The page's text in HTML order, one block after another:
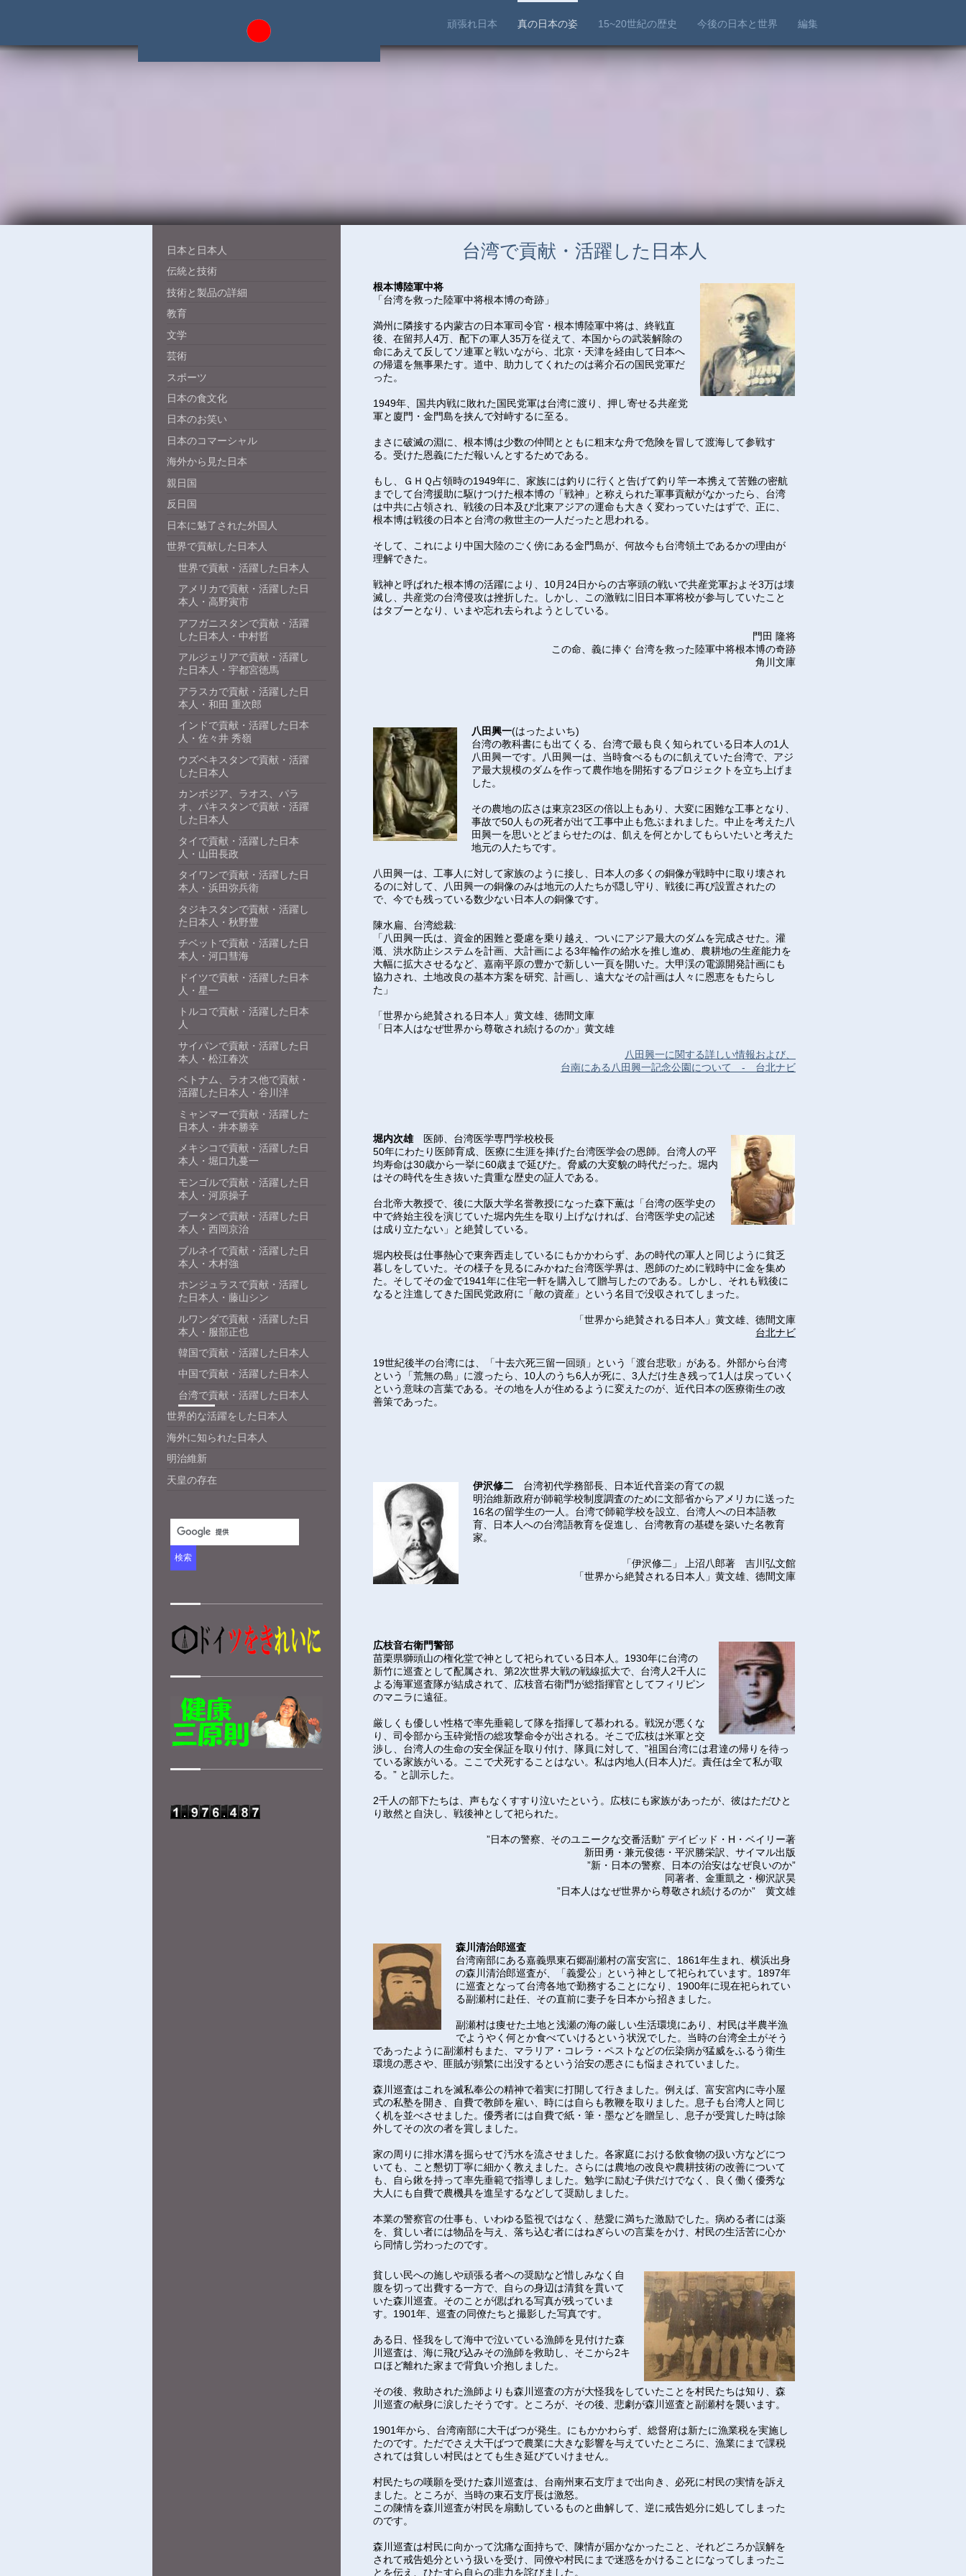
頑張れ日本 真の日本の姿 15~20世紀の歴史 今後の日本と世界 編集
台湾で貢献・活躍した日本人
根本博陸軍中将
「台湾を救った陸軍中将根本博の奇跡」
満州に隣接する内蒙古の日本軍司令官・根本博陸軍中将は、終戦直
後、在留邦人4万、配下の軍人35万を従えて、本国からの武装解除の
命にあえて反してソ連軍と戦いながら、北京・天津を経由して日本へ
の帰還を無事果たす。道中、助力してくれたのは蒋介石の国民党軍だ
った。
1949年、国共内戦に敗れた国民党軍は台湾に渡り、押し寄せる共産党
軍と廈門・金門島を挟んで対峙するに至る。
まさに破滅の淵に、根本博は少数の仲間とともに粗末な舟で危険を冒して渡海して参戦す
る。受けた恩義にただ報いんとするためである。
もし、ＧＨＱ占領時の1949年に、家族には釣りに行くと告げて釣り竿一本携えて苦難の密航
までして台湾援助に駆けつけた根本博の「戦神」と称えられた軍事貢献がなかったら、台湾
は中共に占領され、戦後の日本及び北東アジアの運命も大きく変わっていたはずで、正に、
根本博は戦後の日本と台湾の救世主の一人だったと思われる。
そして、これにより中国大陸のごく傍にある金門島が、何故今も台湾領土であるかの理由が
理解できた。
戦神と呼ばれた根本博の活躍により、10月24日からの古寧頭の戦いで共産党軍およそ3万は壊
滅し、共産党の台湾侵攻は挫折した。しかし、この激戦に旧日本軍将校が参与していたこと
はタブーとなり、いまや忘れ去られようとしている。
門田 隆将
この命、義に捧ぐ 台湾を救った陸軍中将根本博の奇跡
角川文庫
八田興一(はったよいち)
台湾の教科書にも出てくる、台湾で最も良く知られている日本人の1人
八田興一です。八田興一は、当時食べるものに飢えていた台湾で、アジ
ア最大規模のダムを作って農作地を開拓するプロジェクトを立ち上げま
した。
その農地の広さは東京23区の倍以上もあり、大変に困難な工事となり、
事故で50人もの死者が出て工事中止も危ぶまれました。中止を考えた八
田興一を思いとどまらせたのは、飢えを何とかしてもらいたいと考えた
地元の人たちです。
八田興一は、工事人に対して家族のように接し、日本人の多くの銅像が戦時中に取り壊され
るのに対して、八田興一の銅像のみは地元の人たちが隠し守り、戦後に再び設置されたの
で、今でも残っている数少ない日本人の銅像です。
陳水扁、台湾総裁:
「八田興一氏は、資金的困難と憂慮を乗り越え、ついにアジア最大のダムを完成させた。灌
漑、洪水防止システムを計画、大計画による3年輪作の給水を推し進め、農耕地の生産能力を
大幅に拡大させるなど、嘉南平原の豊かで新しい一頁を開いた。大甲渓の電源開発計画にも
協力され、土地改良の基本方案を研究、計画し、遠大なその計画は人々に恩恵をもたらし
た」
「世界から絶賛される日本人」黄文雄、徳間文庫
「日本人はなぜ世界から尊敬され続けるのか」黄文雄
八田興一に関する詳しい情報および、
台南にある八田興一記念公園について - 台北ナビ
堀内次雄医師、台湾医学専門学校校長
50年にわたり医師育成、医療に生涯を捧げた台湾医学会の恩師。台湾人の平
均寿命は30歳から一挙に60歳まで延びた。脅威の大変貌の時代だった。堀内
はその時代を生き抜いた貴重な歴史の証人である。
台北帝大教授で、後に大阪大学名誉教授になった森下薫は「台湾の医学史の
中で終始主役を演じていた堀内先生を取り上げなければ、台湾医学史の記述
は成り立たない」と絶賛している。
堀内校長は仕事熱心で東奔西走しているにもかかわらず、あの時代の軍人と同じように貧乏
暮しをしていた。その様子を見るにみかねた台湾医学界は、恩師のために戦時中に金を集め
た。そしてその金で1941年に住宅一軒を購入して贈与したのである。しかし、それも戦後に
なると注進してきた国民党政府に「敵の資産」という名目で没収されてしまった。
「世界から絶賛される日本人」黄文雄、徳間文庫
台北ナビ
19世紀後半の台湾には、「十去六死三留一回頭」という「渡台悲歌」がある。外部から台湾
という「荒無の島」に渡ったら、10人のうち6人が死に、3人だけ生き残って1人は戻っていく
という意味の言葉である。その地を人が住めるように変えたのが、近代日本の医療衛生の改
善策であった。
伊沢修二 台湾初代学務部長、日本近代音楽の育ての親
明治維新政府が師範学校制度調査のために文部省からアメリカに送った
16名の留学生の一人。台湾で師範学校を設立、台湾人への日本語教
育、日本人への台湾語教育を促進し、台湾教育の基礎を築いた名教育
家。
「伊沢修二」 上沼八郎著 吉川弘文館
「世界から絶賛される日本人」黄文雄、徳間文庫
広枝音右衛門警部
苗栗県獅頭山の権化堂で神として祀られている日本人。1930年に台湾の
新竹に巡査として配属され、第2次世界大戦の戦線拡大で、台湾人2千人に
よる海軍巡査隊が結成されて、広枝音右衛門が総指揮官としてフィリピン
のマニラに遠征。
厳しくも優しい性格で率先垂範して隊を指揮して慕われる。戦況が悪くな
り、司令部から玉砕覚悟の総攻撃命令が出される。そこで広枝は米軍と交
渉し、台湾人の生命の安全保証を取り付け、隊員に対して、”祖国台湾には君達の帰りを待っ
ている家族がいる。ここで犬死することはない。私は内地人(日本人)だ。責任は全て私が取
る。” と訓示した。
2千人の部下たちは、声もなくすすり泣いたという。広枝にも家族があったが、彼はただひと
り敢然と自決し、戦後神として祀られた。
”日本の警察、そのユニークな交番活動” デイビッド・H・ベイリー著
新田勇・兼元俊徳・平沢勝栄訳、サイマル出版
”新・日本の警察、日本の治安はなぜ良いのか”
同著者、金重凱之・柳沢訳昊
”日本人はなぜ世界から尊敬され続けるのか” 黄文雄
森川清治郎巡査
台湾南部にある嘉義県東石郷副瀬村の富安宮に、1861年生まれ、横浜出身
の森川清治郎巡査が、「義愛公」という神として祀られています。1897年
に巡査となって台湾各地で勤務することになり、1900年に現在祀られてい
る副瀬村に赴任、その直前に妻子を日本から招きました。
副瀬村は痩せた土地と浅瀬の海の厳しい生活環境にあり、村民は半農半漁
でようやく何とか食べていけるという状況でした。当時の台湾全土がそう
であったように副瀬村もまた、マラリア・コレラ・ペストなどの伝染病が猛威をふるう衛生
環境の悪さや、匪賊が頻繁に出没するという治安の悪さにも悩まされていました。
森川巡査はこれを滅私奉公の精神で着実に打開して行きました。例えば、富安宮内に寺小屋
式の私塾を開き、自費で教師を雇い、時には自らも教鞭を取りました。息子も台湾人と同じ
く机を並べさせました。優秀者には自費で紙・筆・墨などを贈呈し、息子が受賞した時は除
外してその次の者を賞しました。
家の周りに排水溝を掘らせて汚水を流させました。各家庭における飲食物の扱い方などにつ
いても、こと懇切丁寧に細かく教えました。さらには農地の改良や農耕技術の改善について
も、自ら鍬を持って率先垂範で指導しました。勉学に励む子供だけでなく、良く働く優秀な
大人にも自費で農機具を進呈するなどして奨励しました。
本業の警察官の仕事も、いわゆる監視ではなく、慈愛に満ちた激励でした。病める者には薬
を、貧しい者には物品を与え、落ち込む者にはねぎらいの言葉をかけ、村民の生活苦に心か
ら同情し労わったのです。
貧しい民への施しや頑張る者への奨励など惜しみなく自
腹を切って出費する一方で、自らの身辺は清貧を貫いて
いた森川巡査。そのことが偲ばれる写真が残っていま
す。1901年、巡査の同僚たちと撮影した写真です。
ある日、怪我をして海中で泣いている漁師を見付けた森
川巡査は、海に飛び込みその漁師を救助し、そこから2キ
ロほど離れた家まで背負い介抱しました。
その後、救助された漁師よりも森川巡査の方が大怪我をしていたことを村民たちは知り、森
川巡査の献身に涙したそうです。ところが、その後、悲劇が森川巡査と副瀬村を襲います。
1901年から、台湾南部に大干ばつが発生。にもかかわらず、総督府は新たに漁業税を実施し
たのです。ただでさえ大干ばつで農業に大きな影響を与えていたところに、漁業にまで課税
されては貧しい村民はとても生き延びていけません。
村民たちの嘆願を受けた森川巡査は、台南州東石支庁まで出向き、必死に村民の実情を訴え
ました。ところが、当時の東石支庁長は激怒。
この陳情を森川巡査が村民を扇動しているものと曲解して、逆に戒告処分に処してしまった
のです。
森川巡査は村民に向かって沈痛な面持ちで、陳情が届かなかったこと、それどころか誤解を
されて戒告処分という扱いを受け、同僚や村民にまで迷惑をかけることになってしまったこ
とを伝え、ひたすら自らの非力を詫びました。
日本と日本人
伝統と技術
技術と製品の詳細
教育
文学
芸術
スポーツ
日本の食文化
日本のお笑い
日本のコマーシャル
海外から見た日本
親日国
反日国
日本に魅了された外国人
世界で貢献した日本人
世界で貢献・活躍した日本人
アメリカで貢献・活躍した日
本人・高野寅市
アフガニスタンで貢献・活躍
した日本人・中村哲
アルジェリアで貢献・活躍し
た日本人・宇都宮徳馬
アラスカで貢献・活躍した日
本人・和田 重次郎
インドで貢献・活躍した日本
人・佐々井 秀嶺
ウズベキスタンで貢献・活躍
した日本人
カンボジア、ラオス、パラ
オ、パキスタンで貢献・活躍
した日本人
タイで貢献・活躍した日本
人・山田長政
タイワンで貢献・活躍した日
本人・浜田弥兵衛
タジキスタンで貢献・活躍し
た日本人・秋野豊
チベットで貢献・活躍した日
本人・河口彗海
ドイツで貢献・活躍した日本
人・星一
トルコで貢献・活躍した日本
人
サイパンで貢献・活躍した日
本人・松江春次
ベトナム、ラオス他で貢献・
活躍した日本人・谷川洋
ミャンマーで貢献・活躍した
日本人・井本勝幸
メキシコで貢献・活躍した日
本人・堀口九蔓一
モンゴルで貢献・活躍した日
本人・河原操子
ブータンで貢献・活躍した日
本人・西岡京治
ブルネイで貢献・活躍した日
本人・木村強
ホンジュラスで貢献・活躍し
た日本人・藤山シン
ルワンダで貢献・活躍した日
本人・服部正也
韓国で貢献・活躍した日本人
中国で貢献・活躍した日本人
台湾で貢献・活躍した日本人
世界的な活躍をした日本人
海外に知られた日本人
明治維新
天皇の存在